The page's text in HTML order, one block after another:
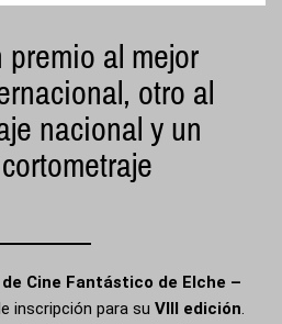
al mejor
otro al
nacional y un
Cine Fantástico de Elche –
inscripción para su VIII edición.